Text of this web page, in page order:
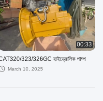
00:33
323/326GC হাইড্রোলিক পাম্প
March 10, 2025